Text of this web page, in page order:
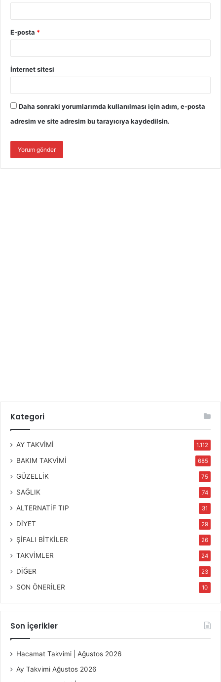
E-posta *
İnternet sitesi
Daha sonraki yorumlarımda kullanılması için adım, e-posta
adresim ve site adresim bu tarayıcıya kaydedilsin.
Kategori
AY TAKVİMİ 1.112
BAKIM TAKVİMİ 685
GÜZELLİK 75
SAĞLIK 74
ALTERNATİF TIP 31
DİYET 29
ŞİFALI BİTKİLER 26
TAKVİMLER 24
DİĞER 23
SON ÖNERİLER 10
Son İçerikler
Hacamat Takvimi | Ağustos 2026
Ay Takvimi Ağustos 2026